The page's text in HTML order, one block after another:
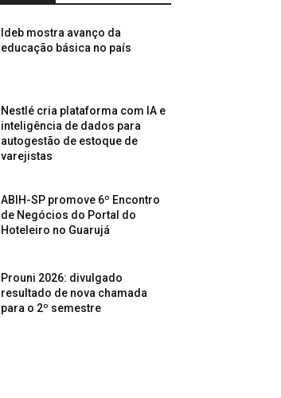
Ideb mostra avanço da
educação básica no país
Nestlé cria plataforma com IA e
inteligência de dados para
autogestão de estoque de
varejistas
ABIH-SP promove 6º Encontro
de Negócios do Portal do
Hoteleiro no Guarujá
Prouni 2026: divulgado
resultado de nova chamada
para o 2º semestre